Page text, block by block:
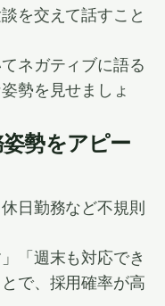
を交えて話すこと
ネガティブに語る
勢を見せましょ
勢をアピー
日勤務など不規則
「週末も対応でき
で、採用確率が高